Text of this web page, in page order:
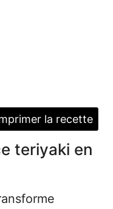
la recette
teriyaki en